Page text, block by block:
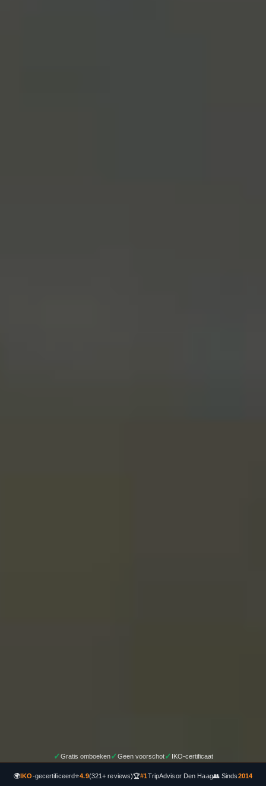
✓Gratis omboeken✓Geen voorschot✓ IKO-certificaat
🌍IKO-gecertificeerd⭐4.9(321+ reviews)🏆#1TripAdvisor Den Haag👥 Sinds2014